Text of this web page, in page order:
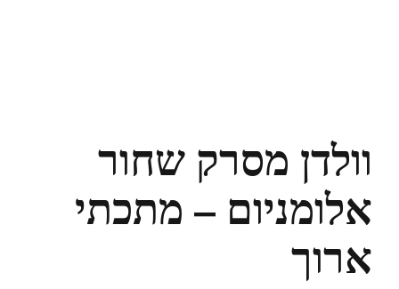
וולדן מסרק שחור
אלומניום – מתכתי
ארוך